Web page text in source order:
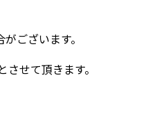
ございます。
せて頂きます。